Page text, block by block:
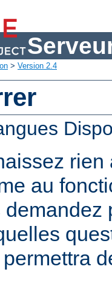
> Version 2.4
rien
au